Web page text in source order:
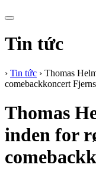
Tin tức
› Tin tức › Thomas
comebackkoncert
Thomas
inden for